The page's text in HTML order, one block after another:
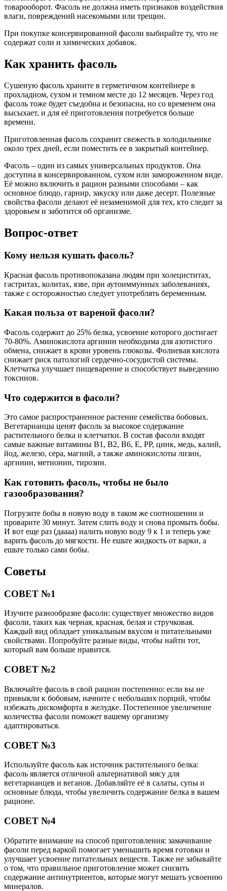
товарооборот. Фасоль не должна иметь признаков воздействия
влаги, повреждений насекомыми или трещин.
При покупке консервированной фасоли выбирайте ту, что не
содержат соли и химических добавок.
Как хранить фасоль
Сушеную фасоль храните в герметичном контейнере в
прохладном, сухом и темном месте до 12 месяцев. Через год
фасоль тоже будет съедобна и безопасна, но со временем она
высыхает, и для её приготовления потребуется больше
времени.
Приготовленная фасоль сохранит свежесть в холодильнике
около трех дней, если поместить ее в закрытый контейнер.
Фасоль – один из самых универсальных продуктов. Она
доступна в консервированном, сухом или замороженном виде.
Её можно включить в рацион разными способами – как
основное блюдо, гарнир, закуску или даже десерт. Полезные
свойства фасоли делают её незаменимой для тех, кто следит за
здоровьем и заботится об организме.
Вопрос-ответ
Кому нельзя кушать фасоль?
Красная фасоль противопоказана людям при холециститах,
гастритах, колитах, язве, при аутоиммунных заболеваниях,
также с осторожностью следует употреблять беременным.
Какая польза от вареной фасоли?
Фасоль содержит до 25% белка, усвоение которого достигает
70-80%. Аминокислота аргинин необходима для азотистого
обмена, снижает в крови уровень глюкозы. Фолиевая кислота
снижает риск патологий сердечно-сосудистой системы.
Клетчатка улучшает пищеварение и способствует выведению
токсинов.
Что содержится в фасоли?
Это самое распространенное растение семейства бобовых.
Вегетарианцы ценят фасоль за высокое содержание
растительного белка и клетчатки. В состав фасоли входят
самые важные витамины В1, В2, В6, Е, РР, цинк, медь, калий,
йод, железо, сера, магний, а также аминокислоты лизин,
аргинин, метионин, тирозин.
Как готовить фасоль, чтобы не было
газообразования?
Погрузите бобы в новую воду в таком же соотношении и
проварите 30 минут. Затем слить воду и снова промыть бобы.
И вот еще раз (даааа) налить новую воду 9 к 1 и теперь уже
варить фасоль до мягкости. Не ешьте жидкость от варки, а
ешьте только сами бобы.
Советы
СОВЕТ №1
Изучите разнообразие фасоли: существует множество видов
фасоли, таких как черная, красная, белая и стручковая.
Каждый вид обладает уникальным вкусом и питательными
свойствами. Попробуйте разные виды, чтобы найти тот,
который вам больше нравится.
СОВЕТ №2
Включайте фасоль в свой рацион постепенно: если вы не
привыкли к бобовым, начните с небольших порций, чтобы
избежать дискомфорта в желудке. Постепенное увеличение
количества фасоли поможет вашему организму
адаптироваться.
СОВЕТ №3
Используйте фасоль как источник растительного белка:
фасоль является отличной альтернативой мясу для
вегетарианцев и веганов. Добавляйте её в салаты, супы и
основные блюда, чтобы увеличить содержание белка в вашем
рационе.
СОВЕТ №4
Обратите внимание на способ приготовления: замачивание
фасоли перед варкой помогает уменьшить время готовки и
улучшает усвоение питательных веществ. Также не забывайте
о том, что правильное приготовление может снизить
содержание антинутриентов, которые могут мешать усвоению
минералов.